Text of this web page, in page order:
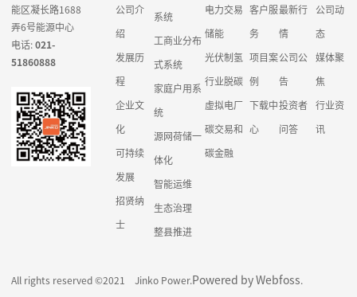
能区凝长路1688
弄6号能源中心
电话:021-
51860888
公司介
绍
发展历
程
企业文
化
可持续
发展
招贤纳
士
系统
工商业分布
式系统
家庭户用系
统
源网荷储一
体化
智能运维
生态治理
整县推进
电力交易
储能
光伏制氢
行业脱碳
虚拟电厂
碳交易和
碳金融
客户服
务
项目案
例
下载中
心
最新行
情
公司公
告
投资者
问答
公司动
态
媒体聚
焦
行业资
讯
All rights reserved ©2021 Jinko Power.Powered by Webfoss.